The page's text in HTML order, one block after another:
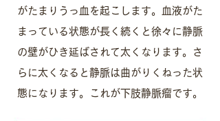
がたまりうっ血を起こします。血液がた
まっている状態が長く続くと徐々に静脈
の壁がひき延ばされて太くなります。さ
らに太くなると静脈は曲がりくねった状
態になります。これが下肢静脈瘤です。